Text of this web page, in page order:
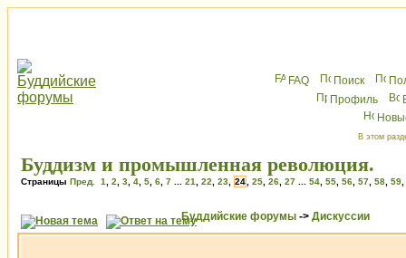
FAQ Поиск
Профиль
В этом
Буддизм и промышленная революция.
Страницы Пред. 1 2 3 4 5 6 7 21 22 23 24 25 26 27 54 55 56 57 58 59
Буддийские форумы -> Дискуссии